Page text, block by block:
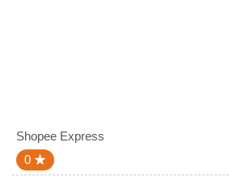
Shopee Express
0